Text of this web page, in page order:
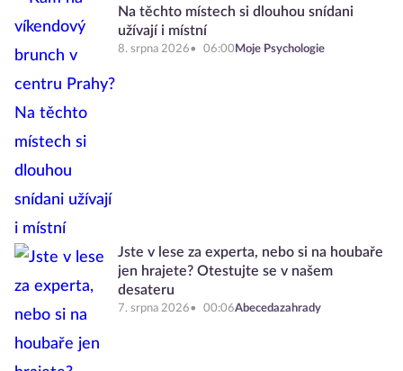
Na těchto místech si dlouhou snídani
užívají i místní
8. srpna 2026 06:00 Moje Psychologie
Jste v lese za experta, nebo si na houbaře
jen hrajete? Otestujte se v našem
desateru
7. srpna 2026 00:06Abecedazahrady